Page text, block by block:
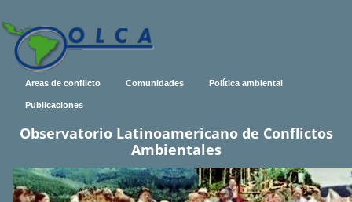
Areas de conflicto Comunidades Política ambiental
Publicaciones
Observatorio Latinoamericano de Conflictos
Ambientales